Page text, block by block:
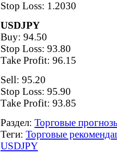
Stop Loss: 1.2030
USDJPY
Buy: 94.50
Stop Loss: 93.80
Тake Рrofit: 96.15
Sell: 95.20
Stop Loss: 95.90
Тake Рrofit: 93.85
Раздел: Торговые
Теги: Торговые
USDJPY